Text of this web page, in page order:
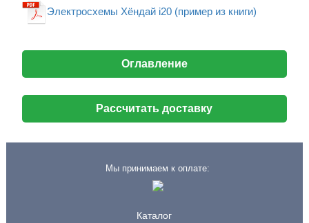
Электросхемы Хёндай i20 (пример из книги)
Оглавление
Рассчитать доставку
Мы принимаем к оплате:
Каталог